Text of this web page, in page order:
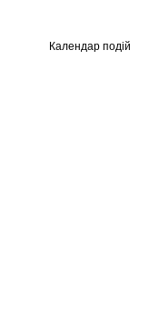
Календар подій